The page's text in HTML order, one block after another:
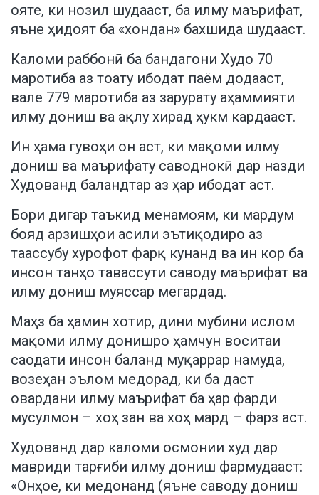
ояте, ки нозил шудааст, ба илму маърифат,
яъне ҳидоят ба «хондан» бахшида шудааст.
Каломи раббонӣ ба бандагони Худо 70
маротиба аз тоату ибодат паём додааст,
вале 779 маротиба аз зарурату аҳаммияти
илму дониш ва ақлу хирад ҳукм кардааст.
Ин ҳама гувоҳи он аст, ки мақоми илму
дониш ва маърифату саводнокӣ дар назди
Худованд баландтар аз ҳар ибодат аст.
Бори дигар таъкид менамоям, ки мардум
бояд арзишҳои асили эътиқодиро аз
таассубу хурофот фарқ кунанд ва ин кор ба
инсон танҳо тавассути саводу маърифат ва
илму дониш муяссар мегардад.
Маҳз ба ҳамин хотир, дини мубини ислом
мақоми илму донишро ҳамчун воситаи
саодати инсон баланд муқаррар намуда,
возеҳан эълом медорад, ки ба даст
овардани илму маърифат ба ҳар фарди
мусулмон – хоҳ зан ва хоҳ мард – фарз аст.
Худованд дар каломи осмонии худ дар
мавриди тарғиби илму дониш фармудааст:
«Онҳое, ки медонанд (яъне саводу дониш